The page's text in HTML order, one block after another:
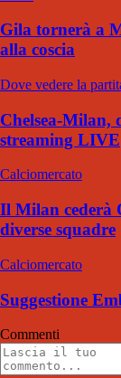
Gila tornerà a
alla coscia
Dove vedere la
Chelsea-Milan,
streaming LIVE
Calciomercato
Il Milan cederà
diverse squadre
Calciomercato
Suggestione
Commenti